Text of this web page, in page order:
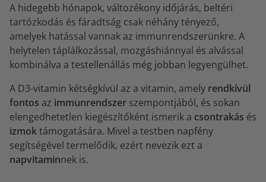
A hidegebb hónapok, változékony időjárás, beltéri
tartózkodás és fáradtság csak néhány tényező,
amelyek hatással vannak az immunrendszerünkre. A
helytelen táplálkozással, mozgáshiánnyal és alvással
kombinálva a testellenállás még jobban legyengülhet.
A D3-vitamin kétségkívül az a vitamin, amely rendkívül
fontos az immunrendszer szempontjából, és sokan
elengedhetetlen kiegészítőként ismerik a csontrakás és
izmoktámogatására. Mivel a testben napfény
segítségével termelődik, ezért nevezik ezt a
napvitaminnek is.